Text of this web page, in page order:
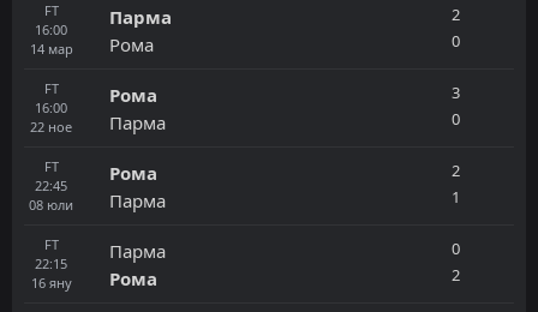
FT
16:00
14 мар
Парма
Рома
2
0
FT
16:00
22 ное
Рома
Парма
3
0
FT
22:45
08 юли
Рома
Парма
2
1
FT
22:15
16 яну
Парма
Рома
0
2